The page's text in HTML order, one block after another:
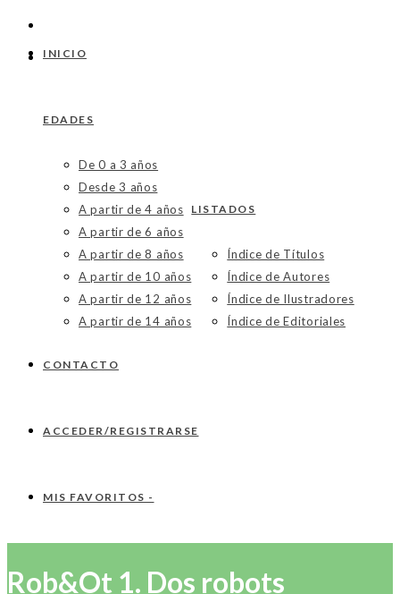
INICIO
EDADES
De 0 a 3 años
Desde 3 años
A partir de 4 años
A partir de 6 años
A partir de 8 años
A partir de 10 años
A partir de 12 años
A partir de 14 años
LISTADOS
Índice de Títulos
Índice de Autores
Índice de Ilustradores
Índice de Editoriales
CONTACTO
ACCEDER/REGISTRARSE
MIS FAVORITOS -
Rob&Ot 1. Dos robots